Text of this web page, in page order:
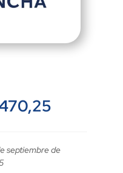
El
actual
es:
septiembre de